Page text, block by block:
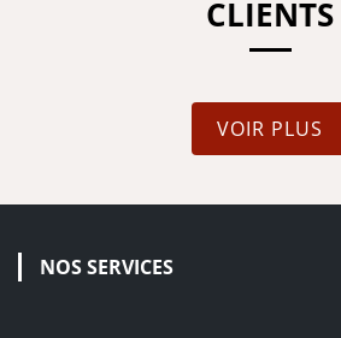
CLIENTS
VOIR PLUS
NOS SERVICES